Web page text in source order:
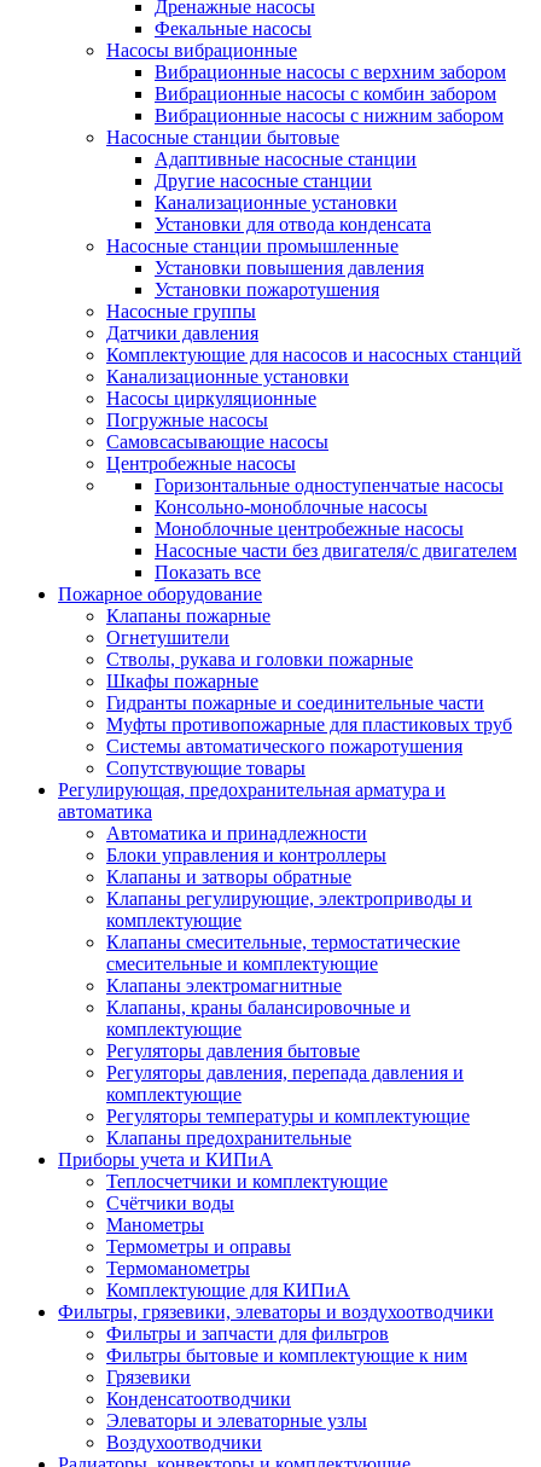
Дренажные насосы
Фекальные насосы
Насосы вибрационные
Вибрационные насосы с верхним забором
Вибрационные насосы с комбин забором
Вибрационные насосы с нижним забором
Насосные станции бытовые
Адаптивные насосные станции
Другие насосные станции
Канализационные установки
Установки для отвода конденсата
Насосные станции промышленные
Установки повышения давления
Установки пожаротушения
Насосные группы
Датчики давления
Комплектующие для насосов и насосных станций
Канализационные установки
Насосы циркуляционные
Погружные насосы
Самовсасывающие насосы
Центробежные насосы
Горизонтальные одноступенчатые насосы
Консольно-моноблочные насосы
Моноблочные центробежные насосы
Насосные части без двигателя/с двигателем
Показать все
Пожарное оборудование
Клапаны пожарные
Огнетушители
Стволы, рукава и головки пожарные
Шкафы пожарные
Гидранты пожарные и соединительные части
Муфты противопожарные для пластиковых труб
Системы автоматического пожаротушения
Сопутствующие товары
Регулирующая, предохранительная арматура и
автоматика
Автоматика и принадлежности
Блоки управления и контроллеры
Клапаны и затворы обратные
Клапаны регулирующие, электроприводы и
комплектующие
Клапаны смесительные, термостатические
смесительные и комплектующие
Клапаны электромагнитные
Клапаны, краны балансировочные и
комплектующие
Регуляторы давления бытовые
Регуляторы давления, перепада давления и
комплектующие
Регуляторы температуры и комплектующие
Клапаны предохранительные
Приборы учета и КИПиА
Теплосчетчики и комплектующие
Счётчики воды
Манометры
Термометры и оправы
Термоманометры
Комплектующие для КИПиА
Фильтры, грязевики, элеваторы и воздухоотводчики
Фильтры и запчасти для фильтров
Фильтры бытовые и комплектующие к ним
Грязевики
Конденсатоотводчики
Элеваторы и элеваторные узлы
Воздухоотводчики